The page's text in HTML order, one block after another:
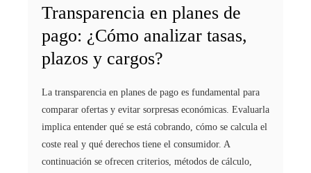
Transparencia en planes de
pago: ¿Cómo analizar tasas,
plazos y cargos?
La transparencia en planes de pago es fundamental para
comparar ofertas y evitar sorpresas económicas. Evaluarla
implica entender qué se está cobrando, cómo se calcula el
coste real y qué derechos tiene el consumidor. A
continuación se ofrecen criterios, métodos de cálculo,